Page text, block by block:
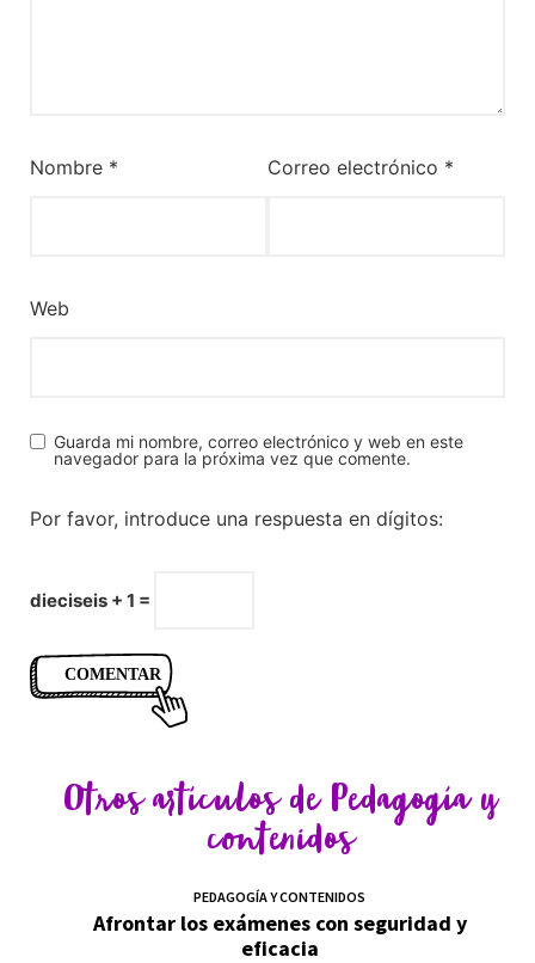
Nombre * Correo electrónico *
Web
Guarda mi nombre, correo electrónico y web en este
navegador para la próxima vez que comente.
Por favor, introduce una respuesta en dígitos:
dieciseis + 1 =
Otros artículos dePedagogía y
contenidos
PEDAGOGÍA Y CONTENIDOS
Afrontar los exámenes con seguridad y
eficacia